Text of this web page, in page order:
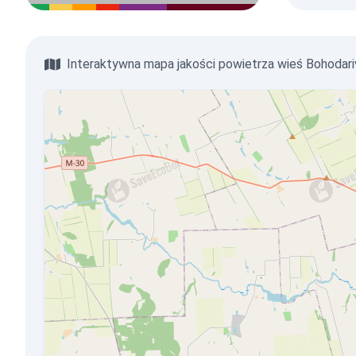
Interaktywna mapa jakości powietrza wieś